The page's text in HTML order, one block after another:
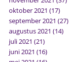
oktober 2021 (17)
september 2021 (27)
augustus 2021 (14)
juli 2021 (21)
juni 2021 (16)